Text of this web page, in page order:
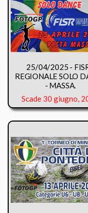
25/04/2025 -
REGIONALE SOLO
- MASSA.
Scade 30 giugno,